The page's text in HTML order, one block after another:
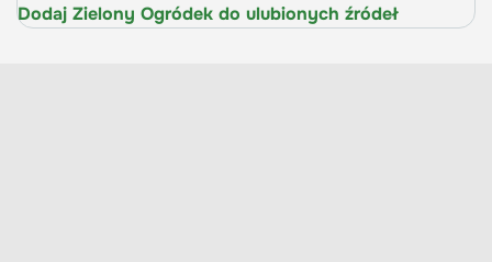
Dodaj Zielony Ogródek do ulubionych źródeł